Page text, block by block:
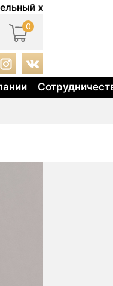
Актуальные
0